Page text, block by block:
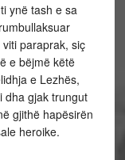
ynë tash e sa
paraprak, siç
e bëjmë këtë
e Lezhës,
dha gjak trungut
gjithë hapësirën
heroike.